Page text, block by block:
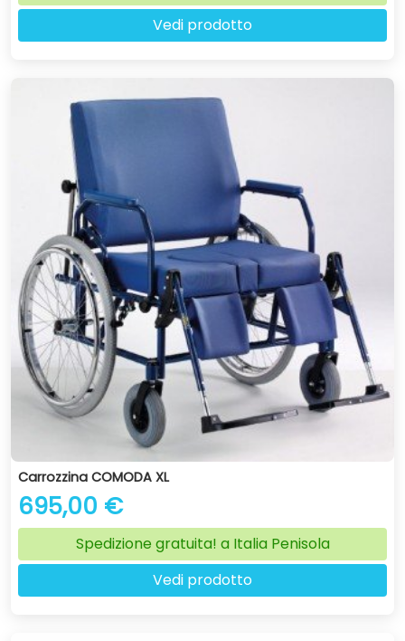
Vedi prodotto
Carrozzina COMODA XL
695,00 €
Spedizione gratuita! a Italia Penisola
Vedi prodotto